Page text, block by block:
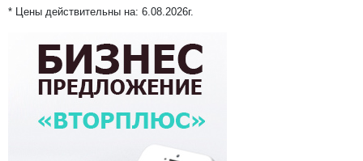
* Цены действительны на: 6.08.2026г.